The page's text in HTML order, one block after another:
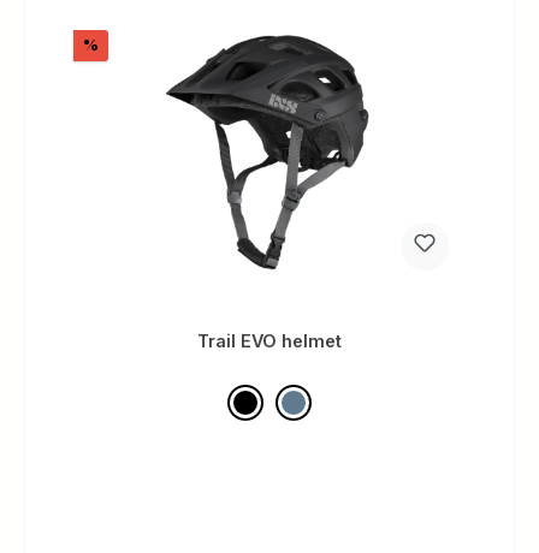
%
Trail EVO helmet